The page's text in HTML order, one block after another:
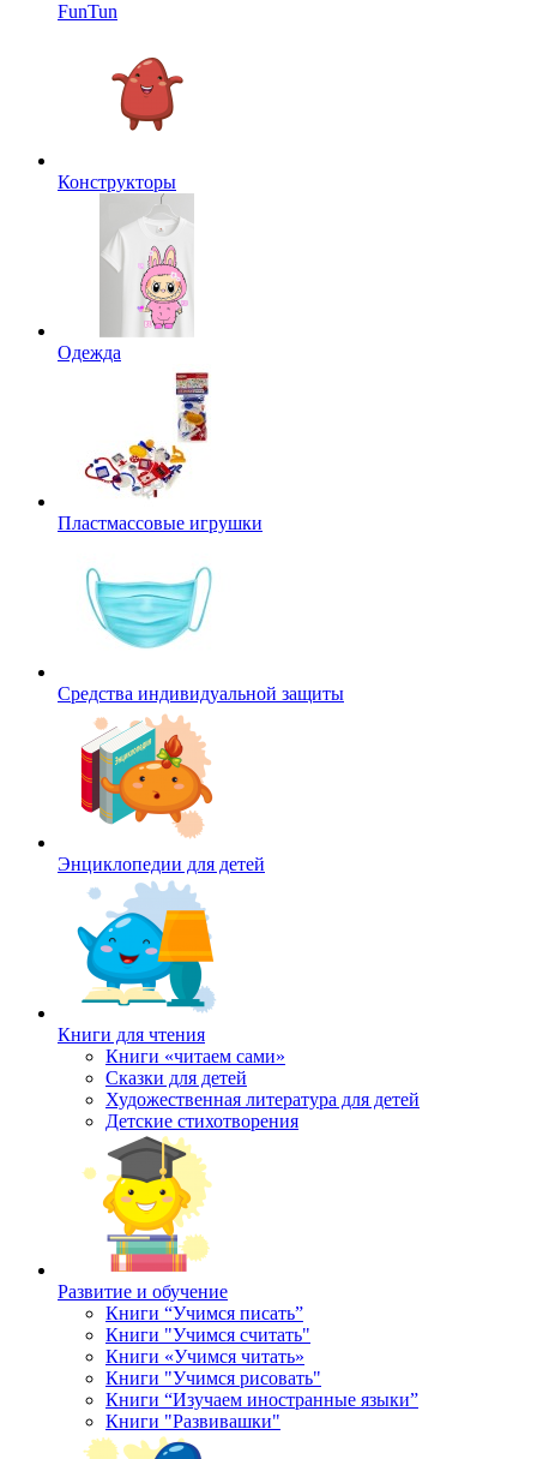
FunTun
Конструкторы
Одежда
Пластмассовые игрушки
Средства индивидуальной защиты
Энциклопедии для детей
Книги для чтения
Книги «читаем сами»
Сказки для детей
Художественная литература для детей
Детские стихотворения
Развитие и обучение
Книги “Учимся писать”
Книги "Учимся считать"
Книги «Учимся читать»
Книги "Учимся рисовать"
Книги “Изучаем иностранные языки”
Книги "Развивашки"